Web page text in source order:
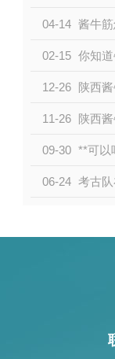
04-14
02-15
12-26
11-26
09-30
06-24